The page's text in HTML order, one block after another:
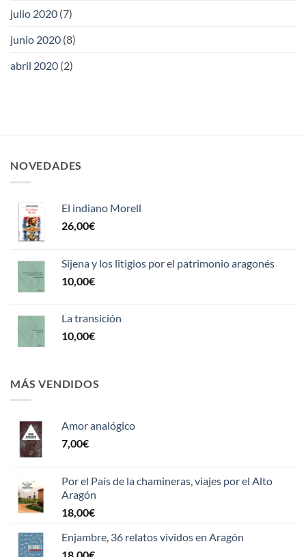
julio 2020 (7)
junio 2020 (8)
abril 2020 (2)
NOVEDADES
El indiano Morell
26,00€
Sijena y los litigios por el patrimonio aragonés
10,00€
La transición
10,00€
MÁS VENDIDOS
Amor analógico
7,00€
Por el País de la chamineras, viajes por el Alto
Aragón
18,00€
Enjambre, 36 relatos vividos en Aragón